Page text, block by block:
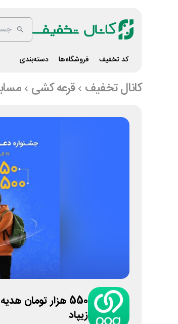
کد تخفیف فروشگاه‌ها دسته‌بندی
کانال تخفیف قرعه کشی
550 هزار تومان
زیپاد